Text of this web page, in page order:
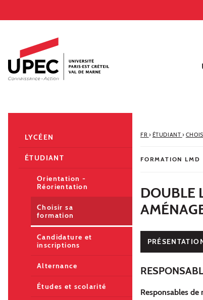
Accès directs
Recherche
Navigation secondaire
FR › ÉTUDIANT ›
FORMATION LMD
DOUBLE
Responsables de
LYCÉEN
ÉTUDIANT
Orientation -
Réorientation
Choisir sa
formation
Candidature et
inscriptions
Alternance
Études et scolarité